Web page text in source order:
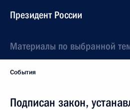
Президент России
Материалы по выбранной
События
Подписан закон,